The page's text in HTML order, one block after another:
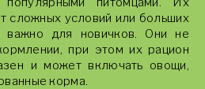
сложных условий или больших
важно для новичков. Они не
при этом их рацион
и может включать овощи,
корма.